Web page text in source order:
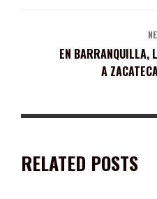
EN BARRANQUILLA,
A
RELATED POSTS